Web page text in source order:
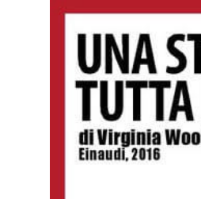
Il
Samsara
dei
Libri